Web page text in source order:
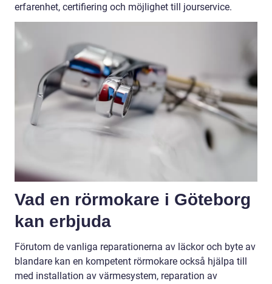
erfarenhet, certifiering och möjlighet till jourservice.
Vad en rörmokare i Göteborg
kan erbjuda
Förutom de vanliga reparationerna av läckor och byte av
blandare kan en kompetent rörmokare också hjälpa till
med installation av värmesystem, reparation av